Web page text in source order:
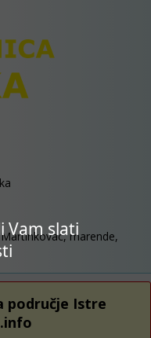
Vam slatimarende,
područje Istre